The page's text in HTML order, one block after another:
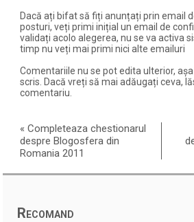
Dacă ați bifat să fiți anunțați prin email
posturi, veți primi inițial un email de
validați acolo alegerea, nu se va activa
timp nu veți mai primi nici alte emailuri
Comentariile nu se pot edita ulterior,
scris. Dacă vreți să mai adăugați ceva,
comentariu.
«Completeaza chestionarul
despre Blogosfera din
Romania 2011
Recomand